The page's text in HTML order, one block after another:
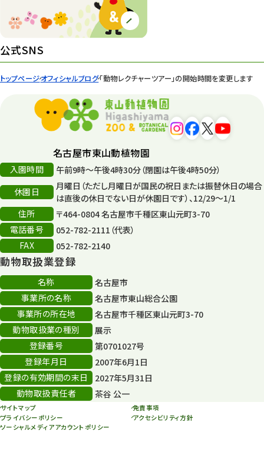
トップページオフィシャルブログ「動物レクチャーツアー」の開始時間を変更します
園内の様子
遊園地 6
平和公園
再生
再生フォーラム 14
80周年
その他
その他イベント
スカイタワー
年末年始のイベント
秋まつり
公式SNS
名古屋市東山動植物園
入園時間
午前9時～午後4時30分（閉園は午後4時50分）
休園日
月曜日（ただし月曜日が国民の祝日または振替休日の場合
は直後の休日でない日が休園日です）、12/29～1/1
住所
〒464-0804 名古屋市千種区東山元町3-70
電話番号
052-782-2111（代表）
FAX
052-782-2140
動物取扱業登録
名称
名古屋市
事業所の名称
名古屋市東山総合公園
事業所の所在地
名古屋市千種区東山元町3-70
動物取扱業の種別
展示
登録番号
第0701027号
登録年月日
2007年6月1日
登録の有効期間の末日
2027年5月31日
動物取扱責任者
茶谷 公一
サイトマップ
免責事項
プライバシーポリシー
アクセシビリティ方針
ソーシャルメディアアカウントポリシー